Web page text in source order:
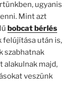
ugyanis
Mint azt
bobcat bérlés
felújítása után is,
szabhatnak
alakulnak majd,
veszünk